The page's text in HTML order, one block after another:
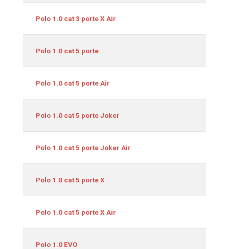
Polo 1.0 cat 3 porte X Air
Polo 1.0 cat 5 porte
Polo 1.0 cat 5 porte Air
Polo 1.0 cat 5 porte Joker
Polo 1.0 cat 5 porte Joker Air
Polo 1.0 cat 5 porte X
Polo 1.0 cat 5 porte X Air
Polo 1.0 EVO